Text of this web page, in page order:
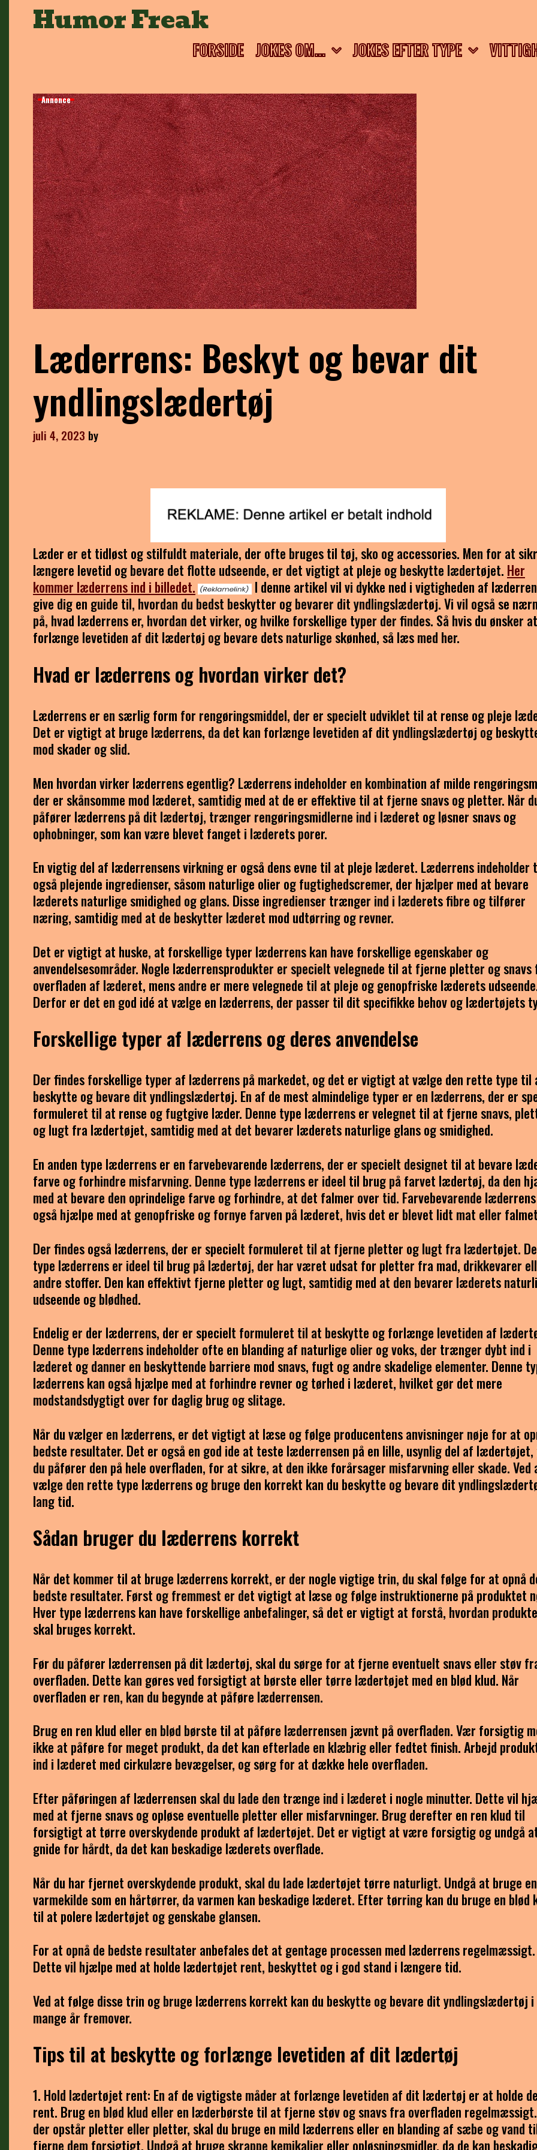
Humor Freak
FORSIDE JOKES OM… JOKES EFTER TYPE
Annonce
Læderrens: Beskyt og bevar dit
yndlingslædertøj
juli 4, 2023 by
Læder er et tidløst og stilfuldt materiale, der ofte bruges til tøj, sko og accessories. Men for at
længere levetid og bevare det flotte udseende, er det vigtigt at pleje og beskytte lædertøjet. Her
kommer læderrens ind i billedet.
I denne artikel vil vi dykke ned i vigtigheden af
give dig en guide til, hvordan du bedst beskytter og bevarer dit yndlingslædertøj. Vi vil også se
på, hvad læderrens er, hvordan det virker, og hvilke forskellige typer der findes. Så hvis du ønsker at
forlænge levetiden af dit lædertøj og bevare dets naturlige skønhed, så læs med her.
Hvad er læderrens og hvordan virker det?
Læderrens er en særlig form for rengøringsmiddel, der er specielt udviklet til at rense og pleje
Det er vigtigt at bruge læderrens, da det kan forlænge levetiden af dit yndlingslædertøj og
mod skader og slid.
Men hvordan virker læderrens egentlig? Læderrens indeholder en kombination af milde
der er skånsomme mod læderet, samtidig med at de er effektive til at fjerne snavs og pletter. Når
påfører læderrens på dit lædertøj, trænger rengøringsmidlerne ind i læderet og løsner snavs og
ophobninger, som kan være blevet fanget i læderets porer.
En vigtig del af læderrensens virkning er også dens evne til at pleje læderet. Læderrens indeholder
også plejende ingredienser, såsom naturlige olier og fugtighedscremer, der hjælper med at bevare
læderets naturlige smidighed og glans. Disse ingredienser trænger ind i læderets fibre og tilfører
næring, samtidig med at de beskytter læderet mod udtørring og revner.
Det er vigtigt at huske, at forskellige typer læderrens kan have forskellige egenskaber og
anvendelsesområder. Nogle læderrensprodukter er specielt velegnede til at fjerne pletter og snavs
overfladen af læderet, mens andre er mere velegnede til at pleje og genopfriske læderets
Derfor er det en god idé at vælge en læderrens, der passer til dit specifikke behov og lædertøjets
Forskellige typer af læderrens og deres anvendelse
Der findes forskellige typer af læderrens på markedet, og det er vigtigt at vælge den rette type til
beskytte og bevare dit yndlingslædertøj. En af de mest almindelige typer er en læderrens, der er
formuleret til at rense og fugtgive læder. Denne type læderrens er velegnet til at fjerne snavs,
og lugt fra lædertøjet, samtidig med at det bevarer læderets naturlige glans og smidighed.
En anden type læderrens er en farvebevarende læderrens, der er specielt designet til at bevare
farve og forhindre misfarvning. Denne type læderrens er ideel til brug på farvet lædertøj, da den
med at bevare den oprindelige farve og forhindre, at det falmer over tid. Farvebevarende
også hjælpe med at genopfriske og fornye farven på læderet, hvis det er blevet lidt mat eller
Der findes også læderrens, der er specielt formuleret til at fjerne pletter og lugt fra lædertøjet.
type læderrens er ideel til brug på lædertøj, der har været udsat for pletter fra mad, drikkevarer
andre stoffer. Den kan effektivt fjerne pletter og lugt, samtidig med at den bevarer læderets
udseende og blødhed.
Endelig er der læderrens, der er specielt formuleret til at beskytte og forlænge levetiden af
Denne type læderrens indeholder ofte en blanding af naturlige olier og voks, der trænger dybt ind i
læderet og danner en beskyttende barriere mod snavs, fugt og andre skadelige elementer. Denne
læderrens kan også hjælpe med at forhindre revner og tørhed i læderet, hvilket gør det mere
modstandsdygtigt over for daglig brug og slitage.
Når du vælger en læderrens, er det vigtigt at læse og følge producentens anvisninger nøje for at
bedste resultater. Det er også en god ide at teste læderrensen på en lille, usynlig del af
du påfører den på hele overfladen, for at sikre, at den ikke forårsager misfarvning eller skade. Ved
vælge den rette type læderrens og bruge den korrekt kan du beskytte og bevare dit
lang tid.
Sådan bruger du læderrens korrekt
Når det kommer til at bruge læderrens korrekt, er der nogle vigtige trin, du skal følge for at opnå
bedste resultater. Først og fremmest er det vigtigt at læse og følge instruktionerne på produktet
Hver type læderrens kan have forskellige anbefalinger, så det er vigtigt at forstå, hvordan
skal bruges korrekt.
Før du påfører læderrensen på dit lædertøj, skal du sørge for at fjerne eventuelt snavs eller støv
overfladen. Dette kan gøres ved forsigtigt at børste eller tørre lædertøjet med en blød klud. Når
overfladen er ren, kan du begynde at påføre læderrensen.
Brug en ren klud eller en blød børste til at påføre læderrensen jævnt på overfladen. Vær forsigtig
ikke at påføre for meget produkt, da det kan efterlade en klæbrig eller fedtet finish. Arbejd
ind i læderet med cirkulære bevægelser, og sørg for at dække hele overfladen.
Efter påføringen af læderrensen skal du lade den trænge ind i læderet i nogle minutter. Dette vil
med at fjerne snavs og opløse eventuelle pletter eller misfarvninger. Brug derefter en ren klud til
forsigtigt at tørre overskydende produkt af lædertøjet. Det er vigtigt at være forsigtig og undgå
gnide for hårdt, da det kan beskadige læderets overflade.
Når du har fjernet overskydende produkt, skal du lade lædertøjet tørre naturligt. Undgå at bruge en
varmekilde som en hårtørrer, da varmen kan beskadige læderet. Efter tørring kan du bruge en blød
til at polere lædertøjet og genskabe glansen.
For at opnå de bedste resultater anbefales det at gentage processen med læderrens regelmæssigt.
Dette vil hjælpe med at holde lædertøjet rent, beskyttet og i god stand i længere tid.
Ved at følge disse trin og bruge læderrens korrekt kan du beskytte og bevare dit yndlingslædertøj i
mange år fremover.
Tips til at beskytte og forlænge levetiden af dit lædertøj
1. Hold lædertøjet rent: En af de vigtigste måder at forlænge levetiden af dit lædertøj er at holde
rent. Brug en blød klud eller en læderbørste til at fjerne støv og snavs fra overfladen
der opstår pletter eller pletter, skal du bruge en mild læderrens eller en blanding af sæbe og vand
fjerne dem forsigtigt. Undgå at bruge skrappe kemikalier eller opløsningsmidler, da de kan